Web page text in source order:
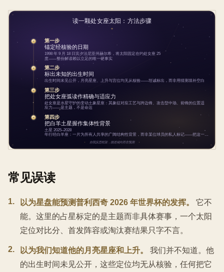
常见误读
1. 以为星盘能预测普利西奇 2026 年世界杯的发挥。
它不
能。这里的占星标定的是主题而非具体赛事，一个太阳
定位对比分、首发阵容或淘汰赛结果只字不言。
2. 以为我们知道他的月亮星座和上升。
我们并不知道。他
的出生时间未见公开，这些定位均无从核验，任何把它